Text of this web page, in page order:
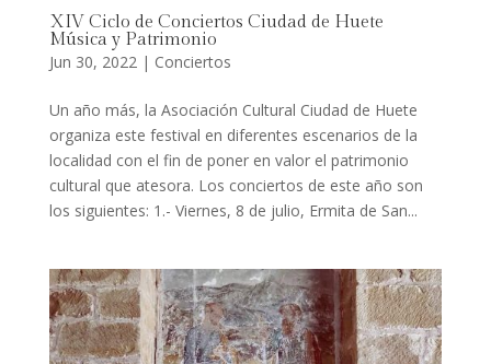
XIV Ciclo de Conciertos Ciudad de Huete
Música y Patrimonio
Jun 30, 2022| Conciertos
Un año más, la Asociación Cultural Ciudad de Huete
organiza este festival en diferentes escenarios de la
localidad con el fin de poner en valor el patrimonio
cultural que atesora. Los conciertos de este año son
los siguientes: 1.- Viernes, 8 de julio, Ermita de San...